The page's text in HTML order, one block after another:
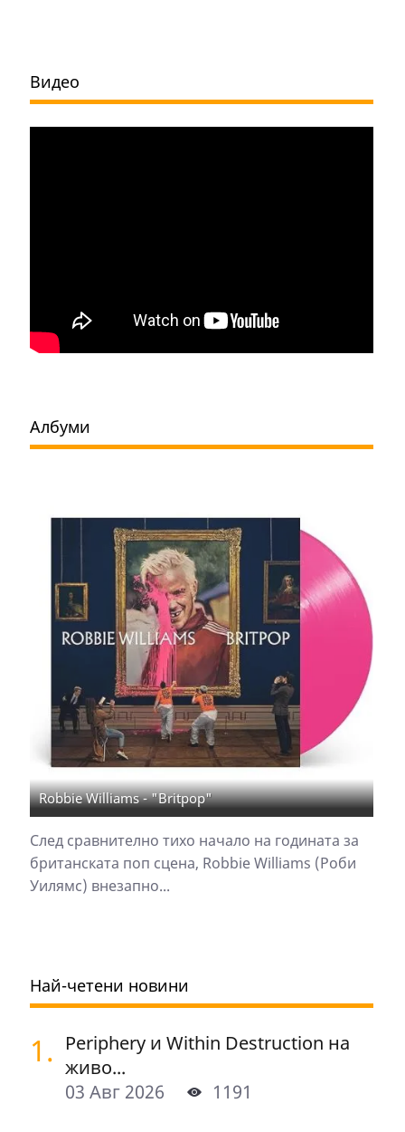
Видео
Албуми
Robbie Williams - "Britpop"
След сравнително тихо начало на годината за
британската поп сцена, Robbie Williams (Роби
Уилямс) внезапно...
Най-четени новини
1. Periphery и Within Destruction на
живо...
03 Авг 2026
1191